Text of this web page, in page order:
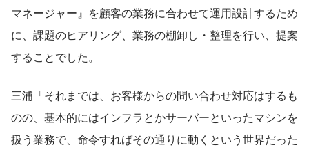
マネージャー』を顧客の業務に合わせて運用設計するため
に、課題のヒアリング、業務の棚卸し・整理を行い、提案
することでした。
三浦「それまでは、お客様からの問い合わせ対応はするも
のの、基本的にはインフラとかサーバーといったマシンを
扱う業務で、命令すればその通りに動くという世界だった